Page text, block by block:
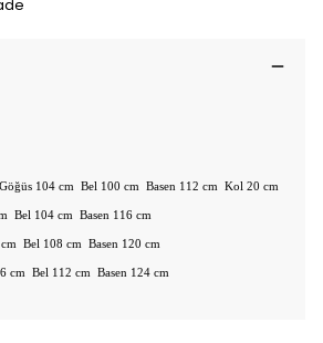
104 cm Bel 100 cm Basen 112 cm Kol 20 cm
Bel 104 cm Basen 116 cm
Bel 108 cm Basen 120 cm
cm Bel 112 cm Basen 124 cm